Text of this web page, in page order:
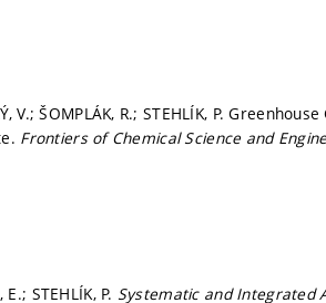
V.; ŠOMPLÁK, R.; STEHLÍK, P.
Frontiers of Chemical Science and
STEHLÍK, P. Systematic and Integrated